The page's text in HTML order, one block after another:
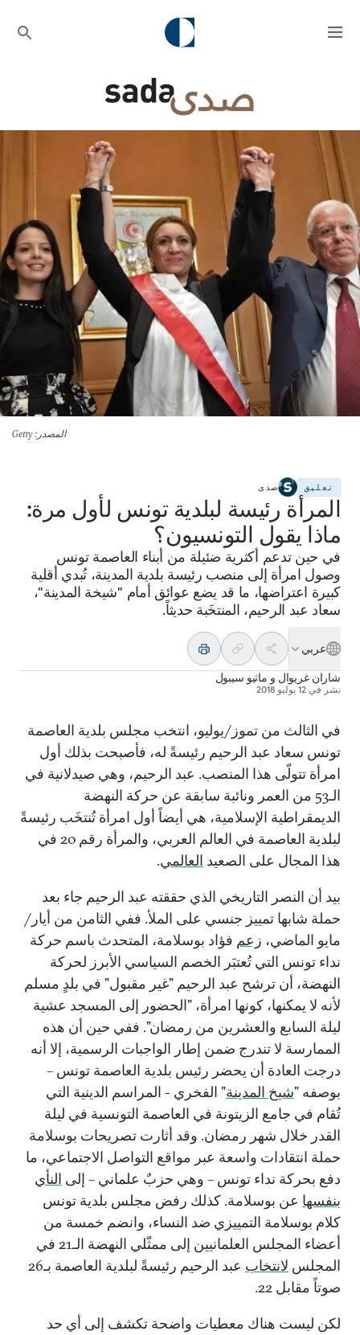
المصدر : Getty
تعليق صدى
المرأة رئيسة لبلدية تونس لأول مرة:
ماذا يقول التونسيون؟
في حين تدعم أكثرية ضئيلة من أبناء العاصمة تونس
وصول امرأة إلى منصب رئيسة بلدية المدينة، تُبدي أقلية
كبيرة اعتراضها، ما قد يضع عوائق أمام "شيخة المدينة"،
سعاد عبد الرحيم، المنتخَبة حديثاً.
عربي
شاران غريوال و ماثيو سيبول
نشر في 12 يوليو 2018
في الثالث من تموز/يوليو، انتخب مجلس بلدية العاصمة
تونس سعاد عبد الرحيم رئيسةً له، فأصبحت بذلك أول
امرأة تتولّى هذا المنصب. عبد الرحيم، وهي صيدلانية في
الـ53 من العمر ونائبة سابقة عن حركة النهضة
الديمقراطية الإسلامية، هي أيضاً أول امرأة تُنتخَب رئيسةً
لبلدية العاصمة في العالم العربي، والمرأة رقم 20 في
هذا المجال على الصعيد العالمي.
بيد أن النصر التاريخي الذي حققته عبد الرحيم جاء بعد
حملة شابها تمييز جنسي على الملأ. ففي الثامن من أيار/
مايو الماضي، زعم فؤاد بوسلامة، المتحدث باسم حركة
نداء تونس التي تُعتبَر الخصم السياسي الأبرز لحركة
النهضة، أن ترشح عبد الرحيم "غير مقبول" في بلدٍ مسلم
لأنه لا يمكنها، كونها امرأة، "الحضور إلى المسجد عشية
ليلة السابع والعشرين من رمضان". ففي حين أن هذه
الممارسة لا تندرج ضمن إطار الواجبات الرسمية، إلا أنه
درجت العادة أن يحضر رئيس بلدية العاصمة تونس –
بوصفه "شيخ المدينة" الفخري - المراسم الدينية التي
تُقام في جامع الزيتونة في العاصمة التونسية في ليلة
القدر خلال شهر رمضان. وقد أثارت تصريحات بوسلامة
حملة انتقادات واسعة عبر مواقع التواصل الاجتماعي، ما
دفع بحركة نداء تونس – وهي حزبٌ علماني – إلى النأي
بنفسها عن بوسلامة. كذلك رفض مجلس بلدية تونس
كلام بوسلامة التمييزي ضد النساء، وانضم خمسة من
أعضاء المجلس العلمانيين إلى ممثّلي النهضة الـ21 في
المجلس لانتخاب
عبد الرحيم رئيسةً لبلدية العاصمة بـ26
صوتاً مقابل 22.
لكن ليست هناك معطيات واضحة تكشف إلى أي حد